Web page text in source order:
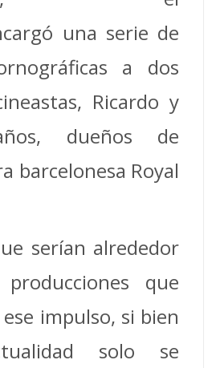
una serie de
a dos
Ricardo y
dueños de
barcelonesa Royal
serían alrededor
que
impulso, si bien
solo se